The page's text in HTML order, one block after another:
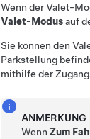
Wenn der Valet-
Valet-Modusauf
Sie können den
Parkstellung
mithilfe der
ANMERKUNG
WennZum